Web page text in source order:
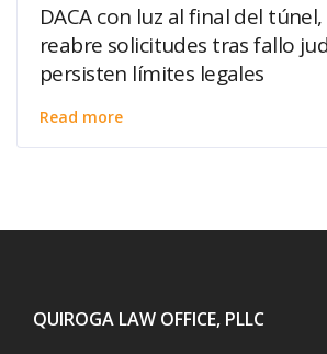
DACA con luz al final del túnel,
reabre solicitudes tras fallo
persisten límites legales
Read more
QUIROGA LAW OFFICE, PLLC